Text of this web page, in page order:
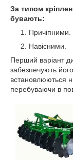
За типом
бувають:
Причіпними.
Навісними.
Перший варіант
забезпечують
встановлюються
перебуваючи в